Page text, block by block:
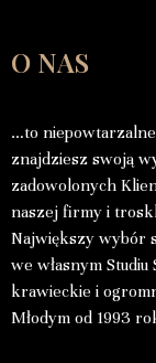
O NAS
…to
znajdziesz swoją
zadowolonych
naszej firmy i
Największy wybór
we własnym
krawieckie i
Młodym od 1993